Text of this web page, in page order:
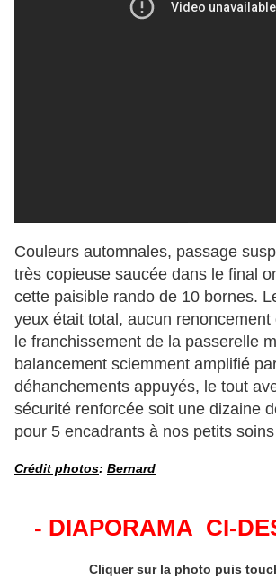
Couleurs automnales, passage
très copieuse saucée dans le final
cette paisible rando de 10 bornes.
yeux était total, aucun renoncement
le franchissement de la passerelle
balancement sciemment amplifié
déhanchements appuyés, le tout
sécurité renforcée soit une dizaine
pour 5 encadrants à nos petits
Crédit photos: Bernard
- DIAPORAMA CI-
Cliquer sur la photo puis